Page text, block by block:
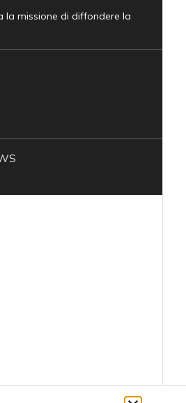
la missione di diffondere la